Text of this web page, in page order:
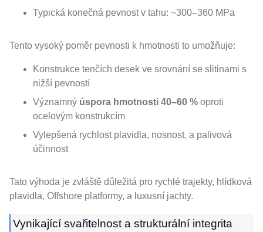
Typická konečná pevnost v tahu: ~300–360 MPa
Tento vysoký poměr pevnosti k hmotnosti to umožňuje:
Konstrukce tenčích desek ve srovnání se slitinami s
nižší pevností
Významný úspora hmotnosti 40–60 % oproti
ocelovým konstrukcím
Vylepšená rychlost plavidla, nosnost, a palivová
účinnost
Tato výhoda je zvláště důležitá pro rychlé trajekty, hlídková
plavidla, Offshore platformy, a luxusní jachty.
Vynikající svařitelnost a strukturální integrita